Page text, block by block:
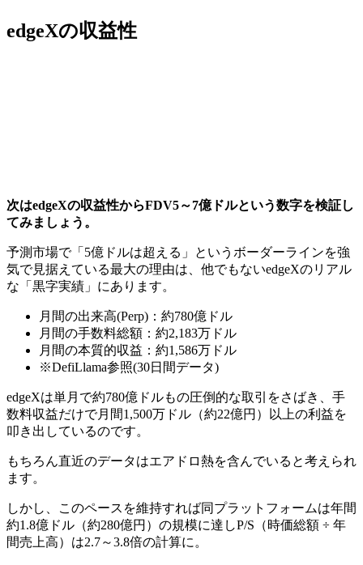
edgeXの収益性
次はedgeXの収益性からFDV5～7億ドルという数字を検証し
てみましょう。
予測市場で「5億ドルは超える」というボーダーラインを強
気で見据えている最大の理由は、他でもないedgeXのリアル
な「黒字実績」にあります。
月間の出来高(Perp)：約780億ドル
月間の手数料総額：約2,183万ドル
月間の本質的収益：約1,586万ドル
※DefiLlama参照(30日間データ)
edgeXは単月で約780億ドルもの圧倒的な取引をさばき、 手
数料収益だけで月間1,500万ドル（約22億円）以上の利益を
叩き出しているのです。
もちろん直近のデータはエアドロ熱を含んでいると考えられ
ます。
しかし、このペースを維持すれば同プラットフォームは年間
約1.8億ドル（約280億円）の規模に達しP/S（時価総額 ÷ 年
間売上高）は2.7～3.8倍の計算に。